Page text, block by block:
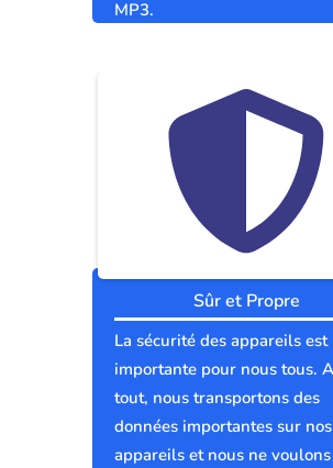
MP3.
Sûr et Propre
La sécurité des appareils est
importante pour nous tous.
tout, nous transportons des
données importantes sur nos
appareils et nous ne